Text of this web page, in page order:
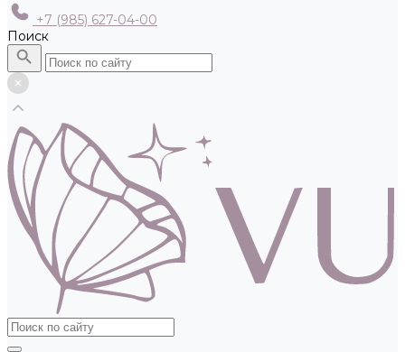
+7 (985) 627-04-00
Поиск